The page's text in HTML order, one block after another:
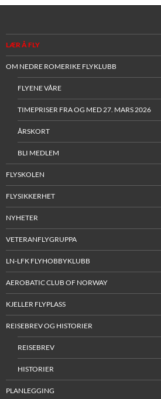
LÆR Å FLY
OM NEDRE ROMERIKE FLYKLUBB
FLYENE VÅRE
TIMEPRISER FRA OG MED 27. MARS 2026
ÅRSKORT
BLI MEDLEM
FLYSKOLEN
FLYSIKKERHET
NYHETER
VETERANFLYGRUPPA
LN-LFK FLYHOBBYKLUBB
AEROBATIC CLUB OF NORWAY
KJELLER FLYPLASS
REISEBREV OG HISTORIER
REISEBREV
HISTORIER
PLANLEGGING